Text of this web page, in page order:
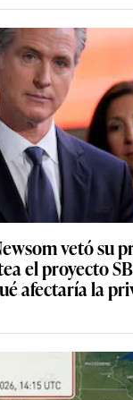
vetó su
el proyecto SB
afectaría la